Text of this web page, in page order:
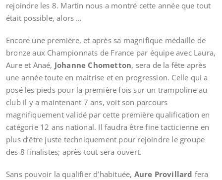
rejoindre les 8. Martin nous a montré cette année que tout
était possible, alors …
Encore une première, et après sa magnifique médaille de
bronze aux Championnats de France par équipe avec Laura,
Aure et Anaé, Johanne Chometton, sera de la fête après
une année toute en maitrise et en progression. Celle qui a
posé les pieds pour la première fois sur un trampoline au
club il y a maintenant 7 ans, voit son parcours
magnifiquement validé par cette première qualification en
catégorie 12 ans national. Il faudra être fine tacticienne en
plus d’être juste techniquement pour rejoindre le groupe
des 8 finalistes; après tout sera ouvert.
Sans pouvoir la qualifier d’habituée, Aure Provillard fera